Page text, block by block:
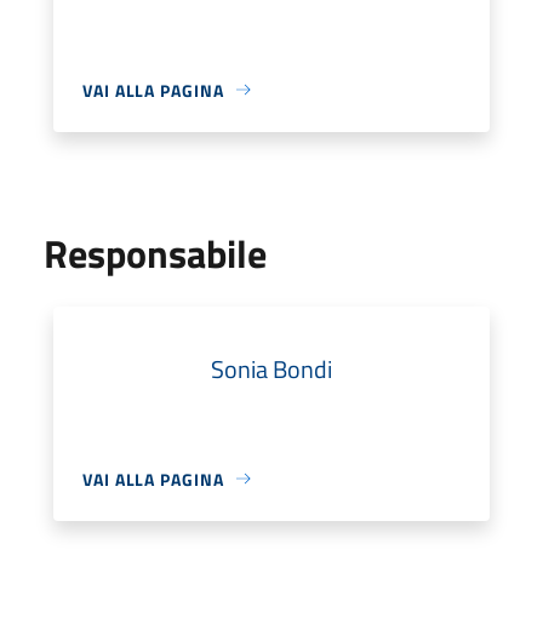
VAI ALLA PAGINA
Responsabile
Sonia Bondi
VAI ALLA PAGINA